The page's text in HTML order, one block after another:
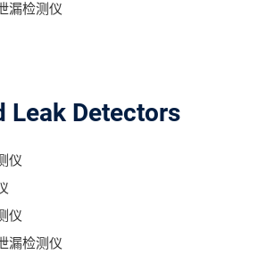
漏检测仪
Leak Detectors
仪
仪
漏检测仪